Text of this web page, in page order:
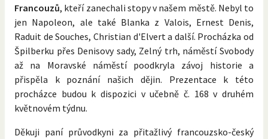
Francouzů, kteří zanechali stopy v našem městě. Nebyl to
jen Napoleon, ale také Blanka z Valois, Ernest Denis,
Raduit de Souches, Christian d'Elvert a další. Procházka od
Špilberku přes Denisovy sady, Zelný trh, náměstí Svobody
až na Moravské náměstí poodkryla závoj historie a
přispěla k poznání našich dějin. Prezentace k této
procházce budou k dispozici v učebně č. 168 v druhém
květnovém týdnu.
Děkuji paní průvodkyni za přitažlivý francouzsko-český